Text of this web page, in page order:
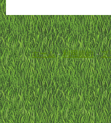
ホーム-利用規約-プ